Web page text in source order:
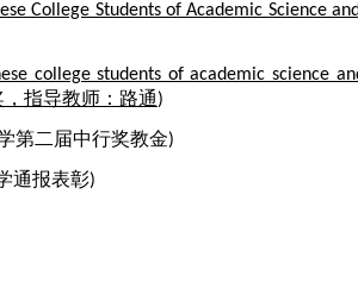
的视频文本检测算法》被评为系优秀硕
龙飞、吴亮 、梁国柱评为南京大学优秀
率关键技术研究》获2021年度系优秀硕
士论文
术计算项目
College Students of Academic Science
college students of academic science
指导教师：路通)
学第二届中行奖教金)
通报表彰)